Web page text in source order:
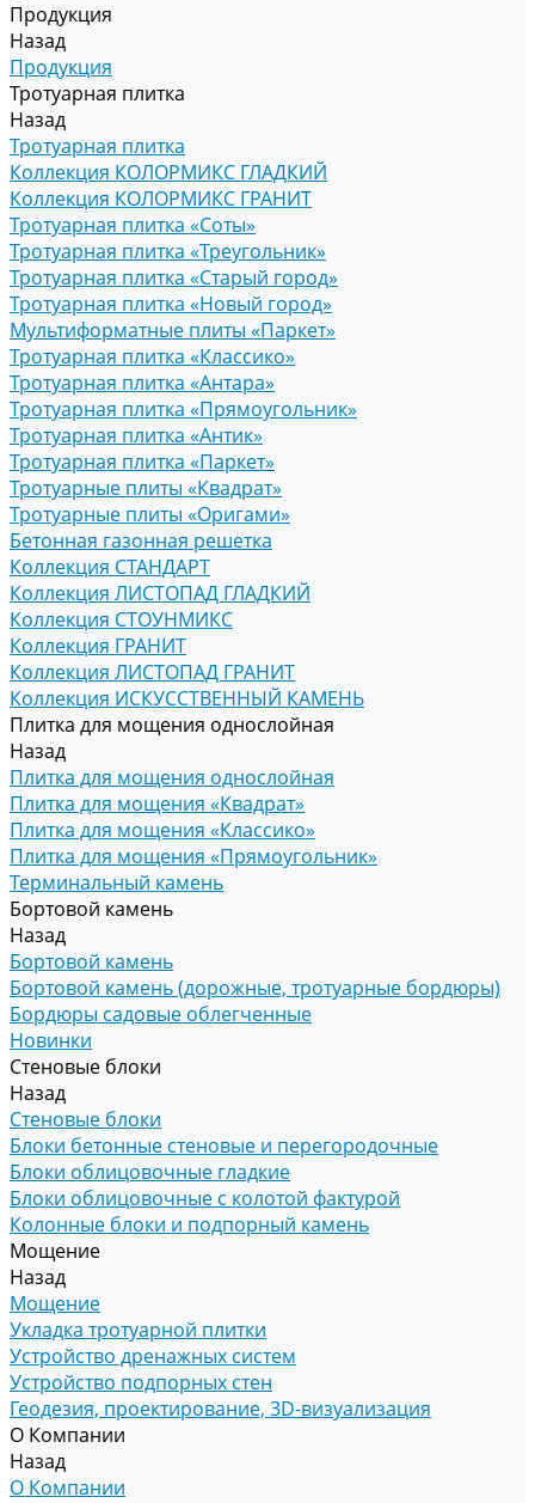
Продукция
Назад
Продукция
Тротуарная плитка
Назад
Тротуарная плитка
Коллекция КОЛОРМИКС ГЛАДКИЙ
Коллекция КОЛОРМИКС ГРАНИТ
Тротуарная плитка «Соты»
Тротуарная плитка «Треугольник»
Тротуарная плитка «Старый город»
Тротуарная плитка «Новый город»
Мультиформатные плиты «Паркет»
Тротуарная плитка «Классико»
Тротуарная плитка «Антара»
Тротуарная плитка «Прямоугольник»
Тротуарная плитка «Антик»
Тротуарная плитка «Паркет»
Тротуарные плиты «Квадрат»
Тротуарные плиты «Оригами»
Бетонная газонная решетка
Коллекция СТАНДАРТ
Коллекция ЛИСТОПАД ГЛАДКИЙ
Коллекция СТОУНМИКС
Коллекция ГРАНИТ
Коллекция ЛИСТОПАД ГРАНИТ
Коллекция ИСКУССТВЕННЫЙ КАМЕНЬ
Плитка для мощения однослойная
Назад
Плитка для мощения однослойная
Плитка для мощения «Квадрат»
Плитка для мощения «Классико»
Плитка для мощения «Прямоугольник»
Терминальный камень
Бортовой камень
Назад
Бортовой камень
Бортовой камень (дорожные, тротуарные бордюры)
Бордюры садовые облегченные
Новинки
Стеновые блоки
Назад
Стеновые блоки
Блоки бетонные стеновые и перегородочные
Блоки облицовочные гладкие
Блоки облицовочные с колотой фактурой
Колонные блоки и подпорный камень
Мощение
Назад
Мощение
Укладка тротуарной плитки
Устройство дренажных систем
Устройство подпорных стен
Геодезия, проектирование, 3D-визуализация
О Компании
Назад
О Компании